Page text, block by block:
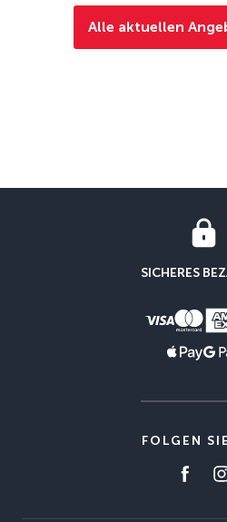
Alle aktuellen
SICHERES
FOLGEN